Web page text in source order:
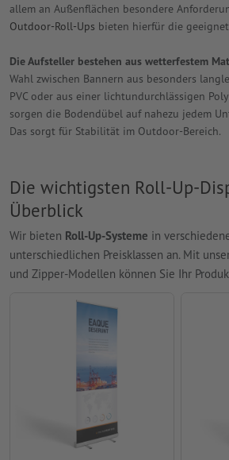
allem an Außenflächen besondere
Outdoor-Roll-Ups bieten hierfür die
Die Aufsteller bestehen aus wetterfestem
Wahl zwischen Bannern aus besonders
PVC oder aus einer lichtundurchlässigen
sorgen die Bodendübel auf nahezu jedem
Das sorgt für Stabilität im Outdoor-Bereich.
Die wichtigsten Roll-Up-
Überblick
Wir bieten Roll-Up-Systeme in
unterschiedlichen Preisklassen an. Mit
und Zipper-Modellen können Sie Ihr